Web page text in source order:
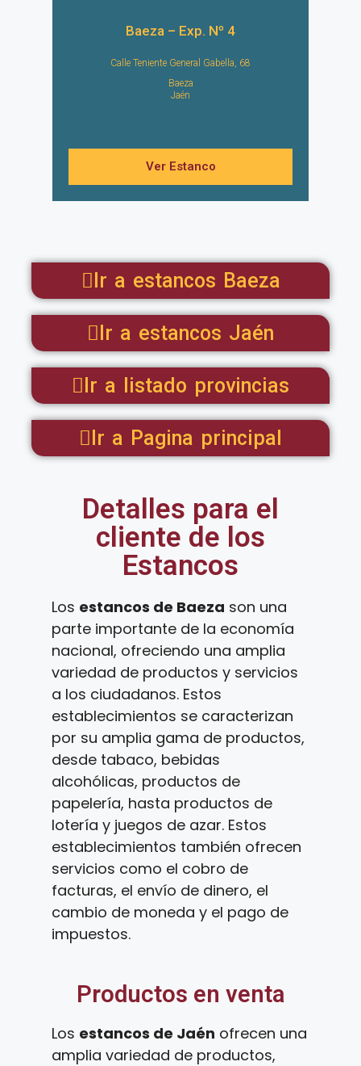
Baeza – Exp. Nº 4
Calle Teniente General Gabella, 68
Baeza
Jaén
Ver Estanco
Ir a estancos Baeza
Ir a estancos Jaén
Ir a listado provincias
Ir a Pagina principal
Detalles para el
cliente de los
Estancos
Los estancos de Baeza son una
parte importante de la economía
nacional, ofreciendo una amplia
variedad de productos y servicios
a los ciudadanos. Estos
establecimientos se caracterizan
por su amplia gama de productos,
desde tabaco, bebidas
alcohólicas, productos de
papelería, hasta productos de
lotería y juegos de azar. Estos
establecimientos también ofrecen
servicios como el cobro de
facturas, el envío de dinero, el
cambio de moneda y el pago de
impuestos.
Productos en venta
Los estancos de Jaén ofrecen una
amplia variedad de productos,